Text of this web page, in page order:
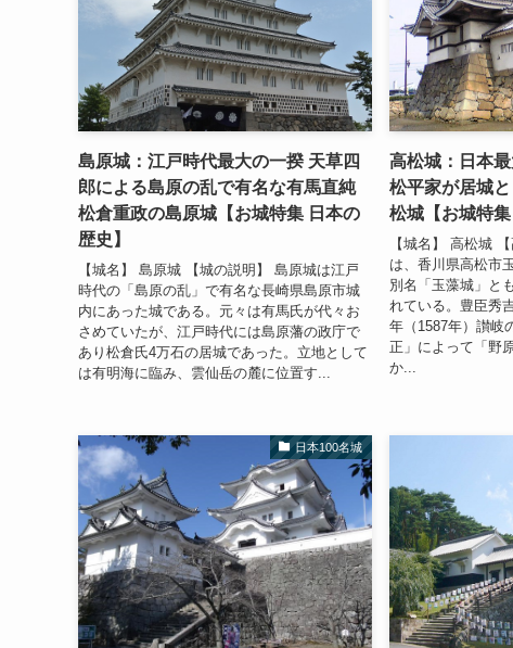
島原城：江戸時代最大の一揆 天草四
郎による島原の乱で有名な有馬直純
松倉重政の島原城【お城特集 日本の
歴史】
【城名】 島原城 【城の説明】 島原城は江戸
時代の「島原の乱」で有名な長崎県島原市城
内にあった城である。元々は有馬氏が代々お
さめていたが、江戸時代には島原藩の政庁で
あり松倉氏4万石の居城であった。立地として
は有明海に臨み、雲仙岳の麓に位置す...
高松城：日本
松平家が居城
松城【お城特集
【城名】 高松城
は、香川県高松市
別名「玉藻城」と
れている。豊臣秀
年（1587年）讃岐
正」によって「野
か...
日本100名城